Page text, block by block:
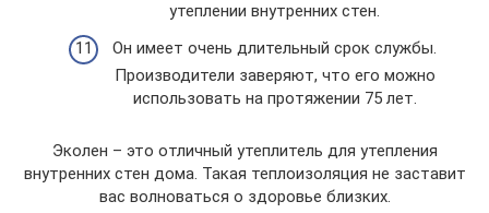
утеплении внутренних стен.
Он имеет очень длительный срок службы.
Производители заверяют, что его можно
использовать на протяжении 75 лет.
Эколен – это отличный утеплитель для утепления
внутренних стен дома. Такая теплоизоляция не заставит
вас волноваться о здоровье близких.